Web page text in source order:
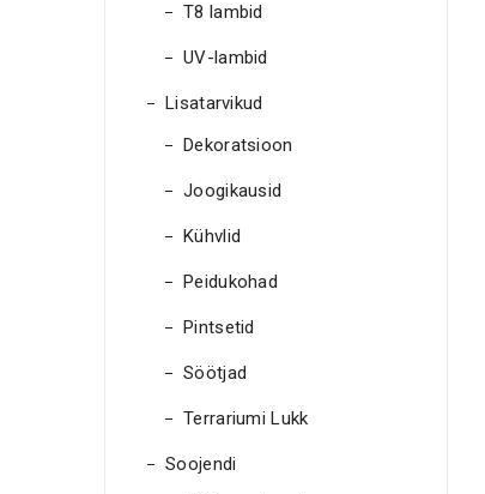
T8 lambid
UV-lambid
Lisatarvikud
Dekoratsioon
Joogikausid
Kühvlid
Peidukohad
Pintsetid
Söötjad
Terrariumi Lukk
Soojendi